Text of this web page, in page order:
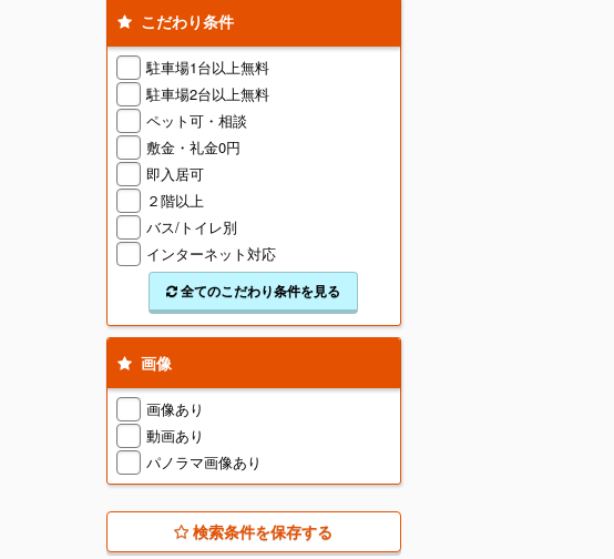
こだわり条件
駐車場1台以上無料
駐車場2台以上無料
ペット可・相談
敷金・礼金0円
即入居可
２階以上
バス/トイレ別
インターネット対応
全てのこだわり条件を見る
画像
画像あり
動画あり
パノラマ画像あり
検索条件を保存する